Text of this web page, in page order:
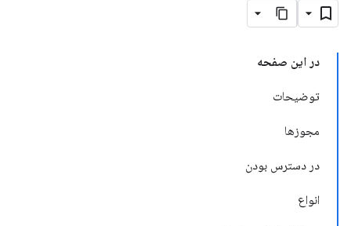
در این صفحه
توضیحات
مجوزها
در دسترس بودن
انواع